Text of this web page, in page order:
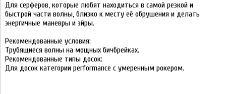
Для серферов, которые любят находиться в самой резкой и
быстрой части волны, близко к месту её обрушения и делать
энергичные маневры и эйры.
Рекомендованные условия:
Трубящиеся волны на мощных бичбрейках.
Рекомендованные типы досок:
Для досок категории performance c умеренным рокером.